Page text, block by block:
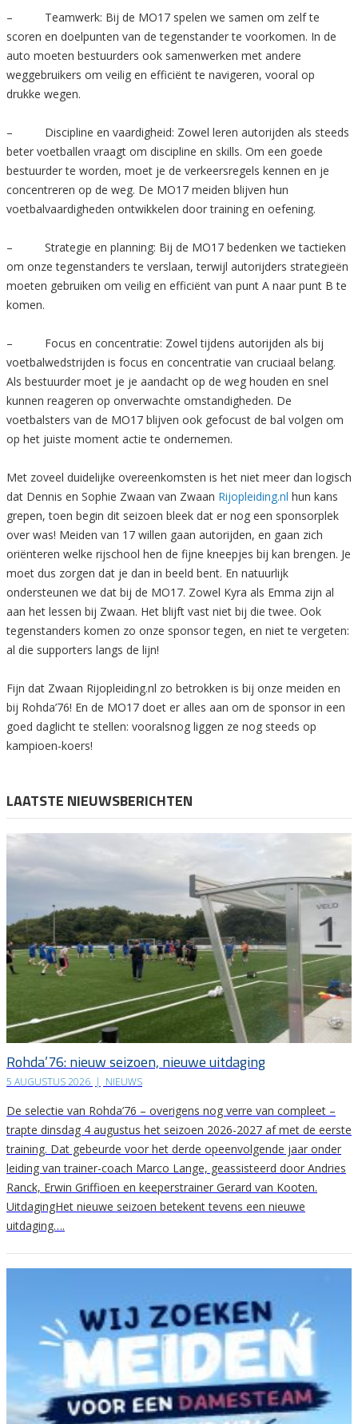
– Teamwerk: Bij de MO17 spelen we samen om zelf te
scoren en doelpunten van de tegenstander te voorkomen. In de
auto moeten bestuurders ook samenwerken met andere
weggebruikers om veilig en efficiënt te navigeren, vooral op
drukke wegen.
– Discipline en vaardigheid: Zowel leren autorijden als steeds
beter voetballen vraagt om discipline en skills. Om een goede
bestuurder te worden, moet je de verkeersregels kennen en je
concentreren op de weg. De MO17 meiden blijven hun
voetbalvaardigheden ontwikkelen door training en oefening.
– Strategie en planning: Bij de MO17 bedenken we tactieken
om onze tegenstanders te verslaan, terwijl autorijders strategieën
moeten gebruiken om veilig en efficiënt van punt A naar punt B te
komen.
– Focus en concentratie: Zowel tijdens autorijden als bij
voetbalwedstrijden is focus en concentratie van cruciaal belang.
Als bestuurder moet je je aandacht op de weg houden en snel
kunnen reageren op onverwachte omstandigheden. De
voetbalsters van de MO17 blijven ook gefocust de bal volgen om
op het juiste moment actie te ondernemen.
Met zoveel duidelijke overeenkomsten is het niet meer dan logisch
dat Dennis en Sophie Zwaan van Zwaan Rijopleiding.nl hun kans
grepen, toen begin dit seizoen bleek dat er nog een sponsorplek
over was! Meiden van 17 willen gaan autorijden, en gaan zich
oriënteren welke rijschool hen de fijne kneepjes bij kan brengen. Je
moet dus zorgen dat je dan in beeld bent. En natuurlijk
ondersteunen we dat bij de MO17. Zowel Kyra als Emma zijn al
aan het lessen bij Zwaan. Het blijft vast niet bij die twee. Ook
tegenstanders komen zo onze sponsor tegen, en niet te vergeten:
al die supporters langs de lijn!
Fijn dat Zwaan Rijopleiding.nl zo betrokken is bij onze meiden en
bij Rohda’76! En de MO17 doet er alles aan om de sponsor in een
goed daglicht te stellen: vooralsnog liggen ze nog steeds op
kampioen-koers!
LAATSTE NIEUWSBERICHTEN
Rohda’76: nieuw seizoen, nieuwe uitdaging
5 AUGUSTUS 2026 | NIEUWS
De selectie van Rohda’76 – overigens nog verre van compleet –
trapte dinsdag 4 augustus het seizoen 2026-2027 af met de eerste
training. Dat gebeurde voor het derde opeenvolgende jaar onder
leiding van trainer-coach Marco Lange, geassisteerd door Andries
Ranck, Erwin Griffioen en keeperstrainer Gerard van Kooten.
UitdagingHet nieuwe seizoen betekent tevens een nieuwe
uitdaging….